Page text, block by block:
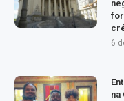
6
na